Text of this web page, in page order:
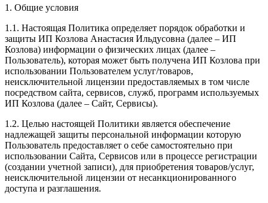
1. Общие условия
1.1. Настоящая Политика определяет порядок обработки и
защиты ИП Козлова Анастасия Ильдусовна (далее – ИП
Козлова) информации о физических лицах (далее –
Пользователь), которая может быть получена ИП Козлова при
использовании Пользователем услуг/товаров,
неисключительной лицензии предоставляемых в том числе
посредством сайта, сервисов, служб, программ используемых
ИП Козлова (далее – Сайт, Сервисы).
1.2. Целью настоящей Политики является обеспечение
надлежащей защиты персональной информации которую
Пользователь предоставляет о себе самостоятельно при
использовании Сайта, Сервисов или в процессе регистрации
(создании учетной записи), для приобретения товаров/услуг,
неисключительной лицензии от несанкционированного
доступа и разглашения.